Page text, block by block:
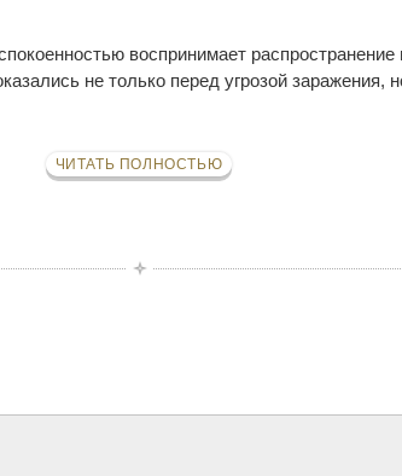
воспринимает
не только перед угрозой заражения,
ЧИТАТЬ ПОЛНОСТЬЮ